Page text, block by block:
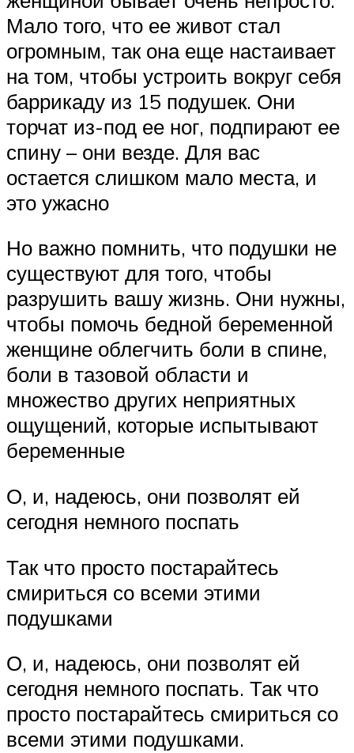
Мало того, что ее живот стал
огромным, так она еще настаивает
на том, чтобы устроить вокруг себя
баррикаду из 15 подушек. Они
торчат из-под ее ног, подпирают ее
спину – они везде. Для вас
остается слишком мало места, и
это ужасно
Но важно помнить, что подушки не
существуют для того, чтобы
разрушить вашу жизнь. Они нужны,
чтобы помочь бедной беременной
женщине облегчить боли в спине,
боли в тазовой области и
множество других неприятных
ощущений, которые испытывают
беременные
О, и, надеюсь, они позволят ей
сегодня немного поспать
Так что просто постарайтесь
смириться со всеми этими
подушками
О, и, надеюсь, они позволят ей
сегодня немного поспать. Так что
просто постарайтесь смириться со
всеми этими подушками.